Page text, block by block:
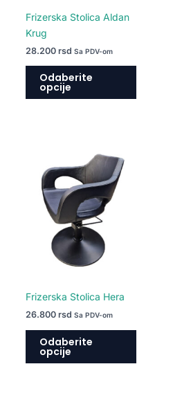
Frizerska Stolica Aldan
Krug
28.200 rsd Sa PDV-om
Odaberite
opcije
Frizerska Stolica Hera
26.800 rsd Sa PDV-om
Odaberite
opcije